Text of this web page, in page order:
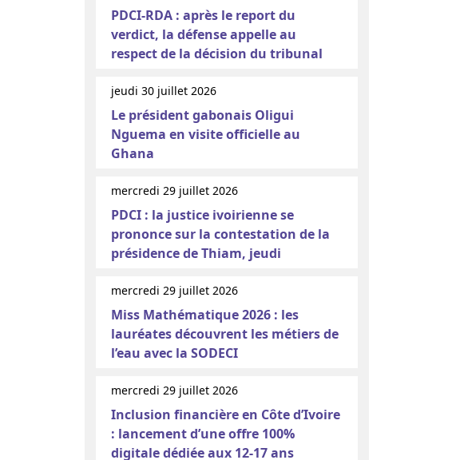
PDCI-RDA : après le report du
verdict, la défense appelle au
respect de la décision du tribunal
jeudi 30 juillet 2026
Le président gabonais Oligui
Nguema en visite officielle au
Ghana
mercredi 29 juillet 2026
PDCI : la justice ivoirienne se
prononce sur la contestation de la
présidence de Thiam, jeudi
mercredi 29 juillet 2026
Miss Mathématique 2026 : les
lauréates découvrent les métiers de
l’eau avec la SODECI
mercredi 29 juillet 2026
Inclusion financière en Côte d’Ivoire
: lancement d’une offre 100%
digitale dédiée aux 12-17 ans